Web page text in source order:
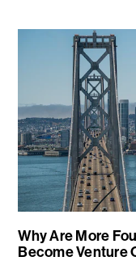
Why Are More
Become Venture